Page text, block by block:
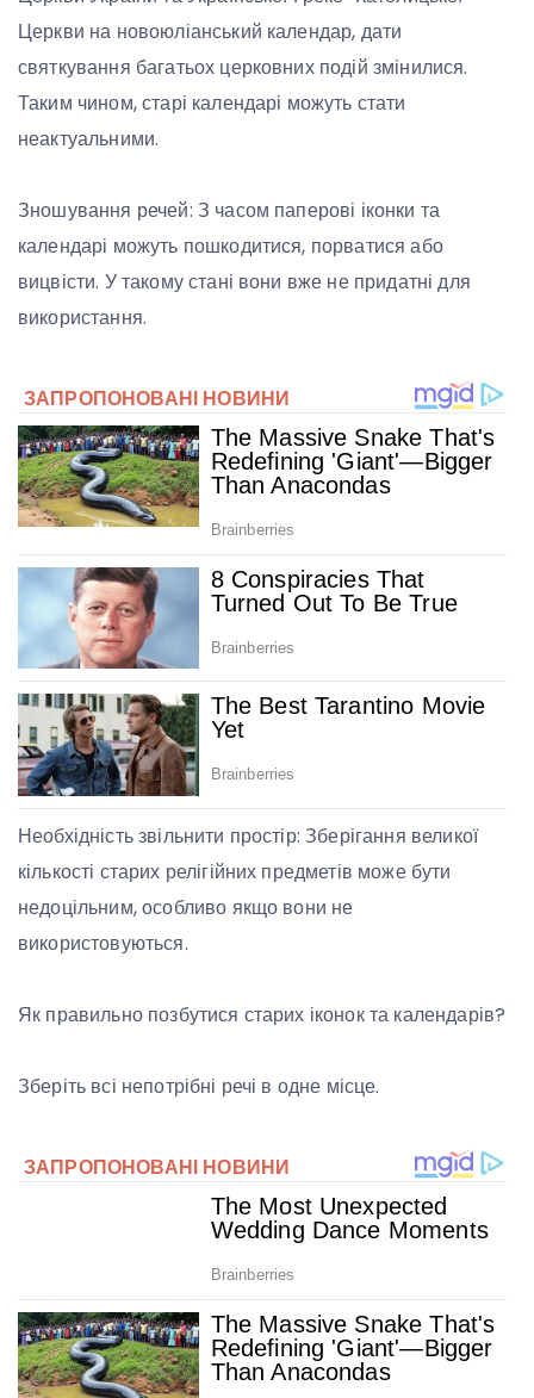
Церкви на новоюліанський календар, дати
святкування багатьох церковних подій змінилися.
Таким чином, старі календарі можуть стати
неактуальними.
Зношування речей: З часом паперові іконки та
календарі можуть пошкодитися, порватися або
вицвісти. У такому стані вони вже не придатні для
використання.
Необхідність звільнити простір: Зберігання великої
кількості старих релігійних предметів може бути
недоцільним, особливо якщо вони не
використовуються.
Як правильно позбутися старих іконок та календарів?
Зберіть всі непотрібні речі в одне місце.